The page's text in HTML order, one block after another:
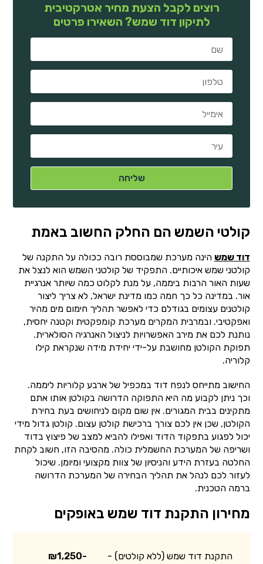
רוצים לקבל הצעת מחיר אטרקטיבית
לתיקון דוד שמש? השאירו פרטים
קולטי השמש הם החלק החשוב באמת
דוד שמש הינה מערכת שמבוססת רובה ככולה על התקנה של
קולטני שמש איכותיים. התפקיד של קולטני השמש הוא לנצל את
שעות האור הרבות ביממה, על מנת לקלוט כמה שיותר אנרגיית
אור. במדינה כל כך חמה כמו מדינת ישראל, לא צריך ליצור
קולטנים עצומים בגודלם כדי לאפשר תהליך חימום מים מהיר
ואפקטיבי. ובמרבית המקרים מערכת קומפקטית וקטנה יחסית,
נותנת לכם את מירב האפשרויות לניצול האנרגיה הסולארית.
תפוקת הקולטן מחושבת על-ידי יחידת מידה שנקראת קילו
קלוריה.
החישוב מתייחס לנפח דוד במכפיל של ארבע קלוריות ליממה.
וכך ניתן לקבוע מה היא התפוקה הדרושה בקולטן אותו אתם
מתקינים בבית המגורים. אין שום מקום לניחושים בעת בחירת
הקולטן, שכן אין לכם צורך ברכישת קולטן עצום. קולטן גדול מידי
יכול לפגוע בתפקוד הדוד ואפילו להביא למצב של פיצוץ בדוד
ושריפה של המערכת החשמלית כולה. מהסיבה הזו, חשוב לקחת
החלטה בעזרת הידע והניסיון של צוות מקצועי ומיומן. שיכול
לעזור לכם לנהל את תהליך הבחירה של המערכת הדרושה
ברמה הטכנית.
מחירון התקנת דוד שמש באופקים
התקנת דוד שמש (ללא קולטים) -
₪1,250-